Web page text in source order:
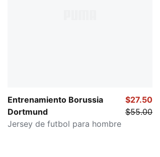
Entrenamiento Borussia
Dortmund
Jersey de futbol para hombre
$27.50
$55.00